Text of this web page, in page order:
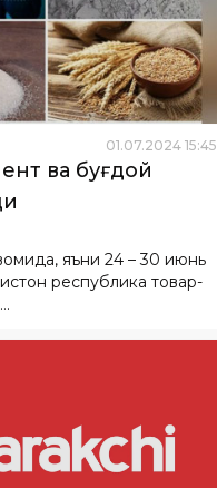
01.07.2024 15:45
ва буғдой
яъни 24 – 30 июнь
республика товар-